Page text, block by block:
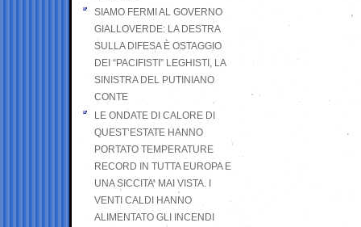
SIAMO FERMI AL GOVERNO
GIALLOVERDE: LA DESTRA
SULLA DIFESA È OSTAGGIO
DEI “PACIFISTI” LEGHISTI, LA
SINISTRA DEL PUTINIANO
CONTE
LE ONDATE DI CALORE DI
QUEST’ESTATE HANNO
PORTATO TEMPERATURE
RECORD IN TUTTA EUROPA E
UNA SICCITA’ MAI VISTA. I
VENTI CALDI HANNO
ALIMENTATO GLI INCENDI